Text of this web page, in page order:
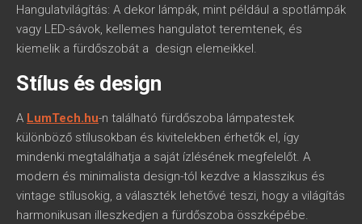
Hangulatvilágítás: A dekor lámpák, mint például a spotlámpák
vagy LED-sávok, kellemes hangulatot teremtenek, és
kiemelik a fürdőszobát a design elemeikkel.
Stílus és design
A LumTech.hu-n található fürdőszoba lámpatestek
különböző stílusokban és kivitelekben érhetők el, így
mindenki megtalálhatja a saját ízlésének megfelelőt. A
modern és minimalista design-tól kezdve a klasszikus és
vintage stílusokig, a választék lehetővé teszi, hogy a világítás
harmonikusan illeszkedjen a fürdőszoba összképébe.